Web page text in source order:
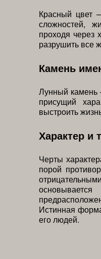
Красный цвет
сложностей,
проходя через
разрушить все
Камень
Лунный камень
присущий
выстроить
Характер и
Черты
порой
Истинная
его людей.